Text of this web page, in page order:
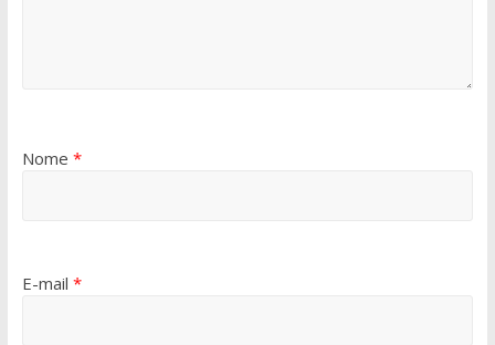
Nome *
E-mail *